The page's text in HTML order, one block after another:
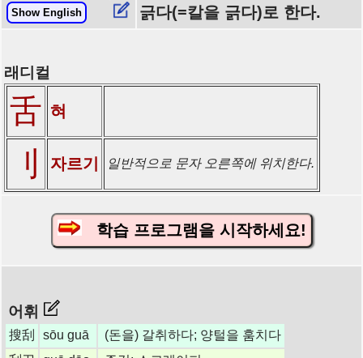
Show English
긁다(=칼을 긁다)로 한다.
래디컬
舌 혀
刂 자르기 일반적으로 문자 오른쪽에 위치한다.
학습 프로그램을 시작하세요!
어휘
搜刮 sōu guā
(돈을) 갈취하다; 양털을 훔치다